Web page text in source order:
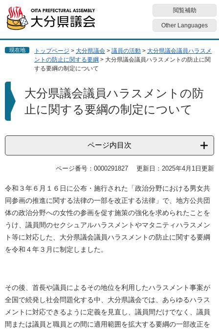
ジ
先
ュ
を
へ
閲覧補助
Other Languages
現在地 トップページ > 大分県議会 > 議員の活動 > 大分県議会議員ハラスメ
ントの防止に関する要綱 > 大分県議会議員ハラスメントの防止に関
する要綱の制定について
大分県議会議員ハラスメントの防
止に関する要綱の制定について
ページ内目次
ページ番号：0000291827 更新日：2025年4月1日更新
令和３年６月１６日に公布・施行された「政治分野における男女共
同参画の推進に関する法律の一部を改正する法律」で、地方公共団
体の政治分野への女性の参画を促す施策の強化を求められたことを
うけ、議員間のセクシュアルハラスメントやマタニティハラスメン
ト等に対応した、大分県議会議員ハラスメントの防止に関する要綱
を令和４年３月に制定しました。
その後、首長や議員によるその地位を利用したハラスメント事案が
全国で続発し社会問題化する中、大分県議会では、あらゆるハラス
メントに対応できるように定義を見直し、議員間だけでなく、議員
間または議員と職員との間に適用範囲を拡大する要綱の一部改正を